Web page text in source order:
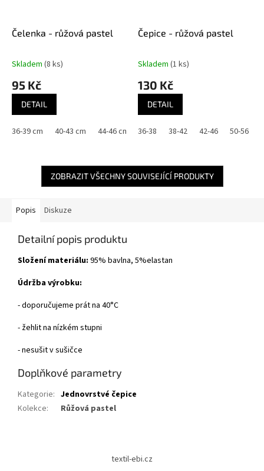
Čelenka - růžová pastel
Skladem (8 ks)
95 Kč
DETAIL
36-39 cm 40-43 cm 44-46 cm 46-48 cm 48-50 cm 50-54 cm
Čepice - růžová pastel
Skladem (1 ks)
130 Kč
DETAIL
36-38 38-42 42-46 50-56
ZOBRAZIT VŠECHNY SOUVISEJÍCÍ PRODUKTY
Popis Diskuze
Detailní popis produktu
Složení materiálu: 95% bavlna, 5%elastan
Údržba výrobku:
- doporučujeme prát na 40°C
- žehlit na nízkém stupni
- nesušit v sušičce
Doplňkové parametry
Kategorie: Jednovrstvé čepice
Kolekce: Růžová pastel
textil-ebi.cz